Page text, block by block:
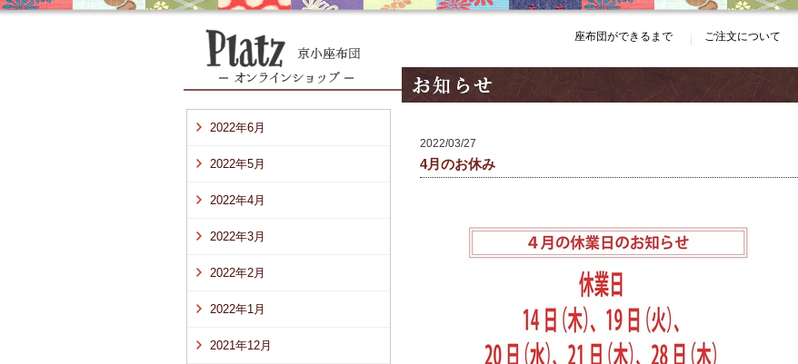
2022年6月
2022年5月
2022年4月
2022年3月
2022年2月
2022年1月
2021年12月
ご注文について
座布団ができるまで
2022/03/27
4月のお休み